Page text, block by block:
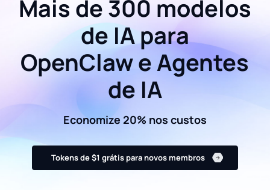
Mais de 300 modelos
de IA para
OpenClaw e Agentes
de IA
Economize 20% nos custos
Tokens de $1 grátis para novos membros